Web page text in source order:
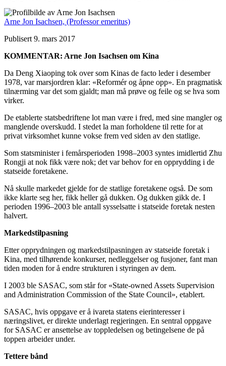
Arne Jon Isachsen, (Professor emeritus)
Publisert 9. mars 2017
KOMMENTAR: Arne Jon Isachsen om Kina
Da Deng Xiaoping tok over som Kinas de facto leder i desember
1978, var marsjordren klar: «Reformér og åpne opp». En pragmatisk
tilnærming var det som gjaldt; man må prøve og feile og se hva som
virker.
De etablerte statsbedriftene lot man være i fred, med sine mangler og
manglende overskudd. I stedet la man forholdene til rette for at
privat virksomhet kunne vokse frem ved siden av den statlige.
Som statsminister i femårsperioden 1998–2003 syntes imidlertid Zhu
Rongji at nok fikk være nok; det var behov for en opprydding i de
statseide foretakene.
Nå skulle markedet gjelde for de statlige foretakene også. De som
ikke klarte seg her, fikk heller gå dukken. Og dukken gikk de. I
perioden 1996–2003 ble antall sysselsatte i statseide foretak nesten
halvert.
Markedstilpasning
Etter opprydningen og markedstilpasningen av statseide foretak i
Kina, med tilhørende konkurser, nedleggelser og fusjoner, fant man
tiden moden for å endre strukturen i styringen av dem.
I 2003 ble SASAC, som står for «State-owned Assets Supervision
and Administration Commission of the State Council», etablert.
SASAC, hvis oppgave er å ivareta statens eierinteresser i
næringslivet, er direkte underlagt regjeringen. En sentral oppgave
for SASAC er ansettelse av toppledelsen og betingelsene de på
toppen arbeider under.
Tettere bånd